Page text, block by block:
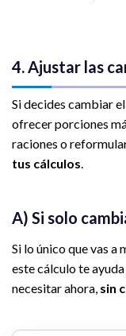
4. Ajustar las
Si decides cambiar
ofrecer porciones
raciones o
tus cálculos
A) Si solo
Si lo único que vas a
este cálculo te
necesitar ahora, sin